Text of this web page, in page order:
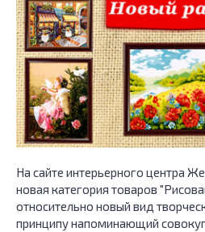
На сайте интерьерного центра
новая категория товаров
относительно новый вид
принципу напоминающий